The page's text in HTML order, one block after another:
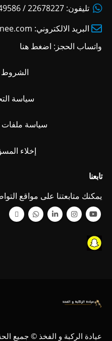
تليفون: 22678227 / 01225549586
البريد الالكتروني:
واتساب الحجز: اضغط هنا
الشروط
سياسة
سياسة ملفات
إخلاء
تابعنا
يمكنك متابعتنا على مواقع
عيادة الركبة و الفخذ © جميع